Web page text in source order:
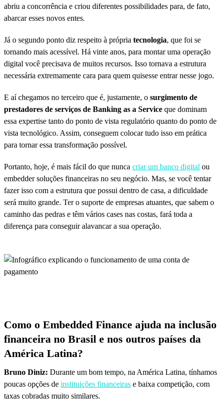
abriu a concorrência e criou diferentes possibilidades para, de fato,
abarcar esses novos entes.
Já o segundo ponto diz respeito à própria tecnologia, que foi se
tornando mais acessível. Há vinte anos, para montar uma operação
digital você precisava de muitos recursos. Isso tornava a estrutura
necessária extremamente cara para quem quisesse entrar nesse jogo.
E aí chegamos no terceiro que é, justamente, o surgimento de
prestadores de serviços de Banking as a Service que dominam
essa expertise tanto do ponto de vista regulatório quanto do ponto de
vista tecnológico. Assim, conseguem colocar tudo isso em prática
para tornar essa transformação possível.
Portanto, hoje, é mais fácil do que nunca criar um banco digital ou
embedder soluções financeiras no seu negócio. Mas, se você tentar
fazer isso com a estrutura que possui dentro de casa, a dificuldade
será muito grande. Ter o suporte de empresas atuantes, que sabem o
caminho das pedras e têm vários cases nas costas, fará toda a
diferença para conseguir alavancar a sua operação.
Como o Embedded Finance ajuda na inclusão
financeira no Brasil e nos outros países da
América Latina?
Bruno Diniz: Durante um bom tempo, na América Latina, tínhamos
poucas opções de instituições financeiras e baixa competição, com
taxas cobradas muito similares.